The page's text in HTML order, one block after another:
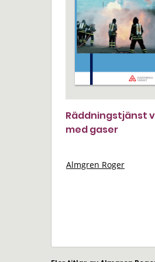
Räddningstjänst
med gaser
Almgren Roger